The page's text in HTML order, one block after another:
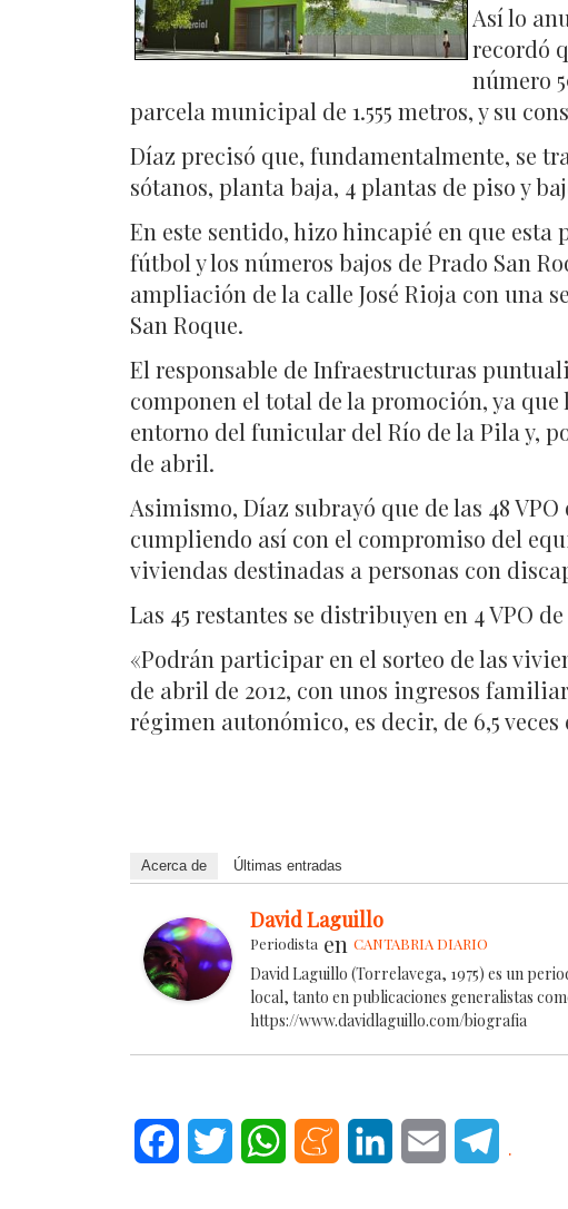
Así lo
recordó
número
parcela municipal de 1.555 metros, y su
Díaz precisó que, fundamentalmente, se
sótanos, planta baja, 4 plantas de piso y
En este sentido, hizo hincapié en que
fútbol y los números bajos de Prado San
ampliación de la calle José Rioja con una
San Roque.
El responsable de Infraestructuras
componen el total de la promoción, ya
entorno del funicular del Río de la Pila y,
de abril.
Asimismo, Díaz subrayó que de las 48
cumpliendo así con el compromiso del
viviendas destinadas a personas con
Las 45 restantes se distribuyen en 4 VPO
«Podrán participar en el sorteo de las
de abril de 2012, con unos ingresos
régimen autonómico, es decir, de 6,5
Acerca de Últimas entradas
David Laguillo
Periodista en CANTABRIA DIARIO
David Laguillo (Torrelavega, 1975) es un
local, tanto en publicaciones generalistas
https://www.davidlaguillo.com/biografia
FacebookTwitter WhatsAppMeneameLinkedInEmail .